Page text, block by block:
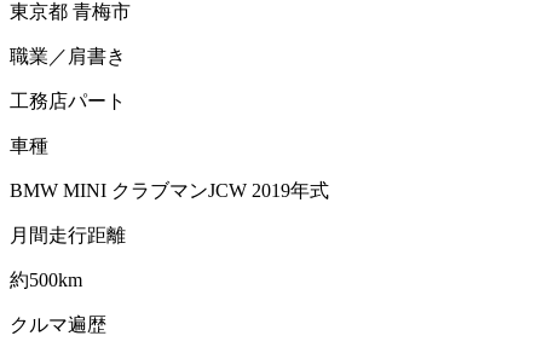
東京都 青梅市
職業／肩書き
工務店パート
車種
BMW MINI クラブマンJCW 2019年式
月間走行距離
約500km
クルマ遍歴